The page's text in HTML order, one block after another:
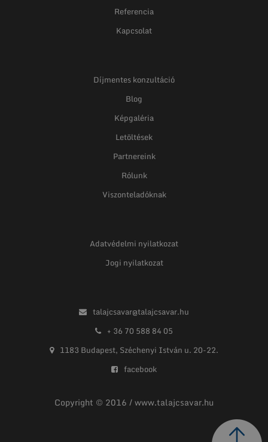
Referencia
Kapcsolat
Díjmentes konzultáció
Blog
Képgaléria
Letöltések
Partnereink
Rólunk
Viszonteladóknak
Adatvédelmi nyilatkozat
Jogi nyilatkozat
talajcsavar@talajcsavar.hu
+ 36 70 588 84 05
1183 Budapest, Széchenyi István u. 20-22.
facebook
Copyright © 2016 / www.talajcsavar.hu